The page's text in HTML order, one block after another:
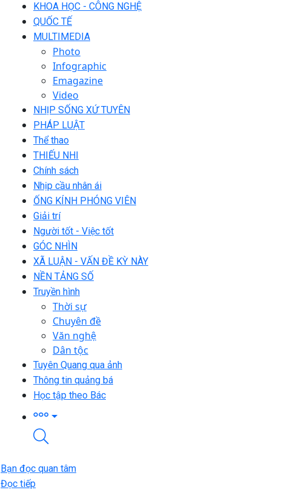
KHOA HỌC - CÔNG NGHỆ
QUỐC TẾ
MULTIMEDIA
Photo
Infographic
Emagazine
Video
NHỊP SỐNG XỨ TUYÊN
PHÁP LUẬT
Thể thao
THIẾU NHI
Chính sách
Nhịp cầu nhân ái
ỐNG KÍNH PHÓNG VIÊN
Giải trí
Người tốt - Việc tốt
GÓC NHÌN
XÃ LUẬN - VẤN ĐỀ KỲ NÀY
NỀN TẢNG SỐ
Truyền hình
Thời sự
Chuyên đề
Văn nghệ
Dân tộc
Tuyên Quang qua ảnh
Thông tin quảng bá
Học tập theo Bác
Bạn đọc quan tâm
Đọc tiếp